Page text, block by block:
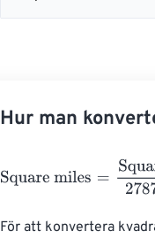
Hur man
Square miles Square
För att konvertera